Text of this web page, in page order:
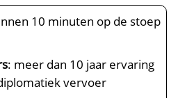
10 minuten op de stoep
: meer dan 10 jaar ervaring
vervoer